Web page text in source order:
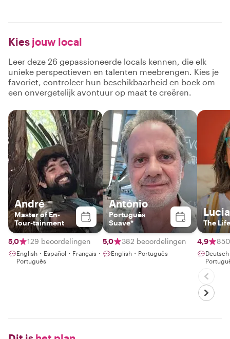
Kies jouw local
Leer deze 26 gepassioneerde locals kennen, die elk
unieke perspectieven en talenten meebrengen. Kies je
favoriet, controleer hun beschikbaarheid en boek om
een onvergetelijk avontuur op maat te creëren.
André
Master of En-
Tour-tainment
5,0 129 beoordelingen
English・Español・Français・
Português
António
Português
Suave*
5,0 382 beoordelingen
English・Português
Lucia
The
4,9